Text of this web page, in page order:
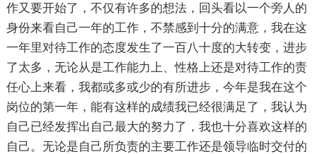
作又要开始了，不仅有许多的想法，回头看以一个旁人的
身份来看自己一年的工作，不禁感到十分的满意，我在这
一年里对待工作的态度发生了一百八十度的大转变，进步
了太多，无论从是工作能力上、性格上还是对待工作的责
任心上来看，我都或多或少的有所进步，今年是我在这个
岗位的第一年，能有这样的成绩我已经很满足了，我认为
自己已经发挥出自己最大的努力了，我也十分喜欢这样的
自己。无论是自己所负责的主要工作还是领导临时交付的